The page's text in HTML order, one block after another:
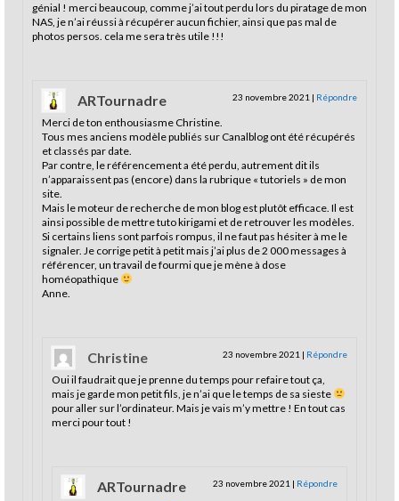
génial ! merci beaucoup, comme j’ai tout perdu lors du piratage de mon
NAS, je n’ai réussi à récupérer aucun fichier, ainsi que pas mal de
photos persos. cela me sera très utile !!!
ARTournadre 23 novembre 2021 | Répondre
Merci de ton enthousiasme Christine.
Tous mes anciens modèle publiés sur Canalblog ont été récupérés
et classés par date.
Par contre, le référencement a été perdu, autrement dit ils
n’apparaissent pas (encore) dans la rubrique « tutoriels » de mon
site.
Mais le moteur de recherche de mon blog est plutôt efficace. Il est
ainsi possible de mettre tuto kirigami et de retrouver les modèles.
Si certains liens sont parfois rompus, il ne faut pas hésiter à me le
signaler. Je corrige petit à petit mais j’ai plus de 2 000 messages à
référencer, un travail de fourmi que je mène à dose
homéopathique
Anne.
Christine 23 novembre 2021 | Répondre
Oui il faudrait que je prenne du temps pour refaire tout ça,
mais je garde mon petit fils, je n’ai que le temps de sa sieste
pour aller sur l’ordinateur. Mais je vais m’y mettre ! En tout cas
merci pour tout !
ARTournadre 23 novembre 2021 | Répondre